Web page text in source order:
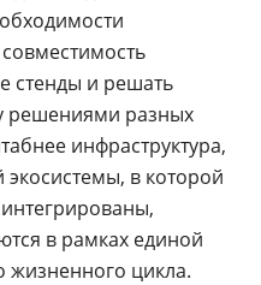
стенды и решать
решениями разных
инфраструктура,
в которой
в рамках единой
жизненного цикла.